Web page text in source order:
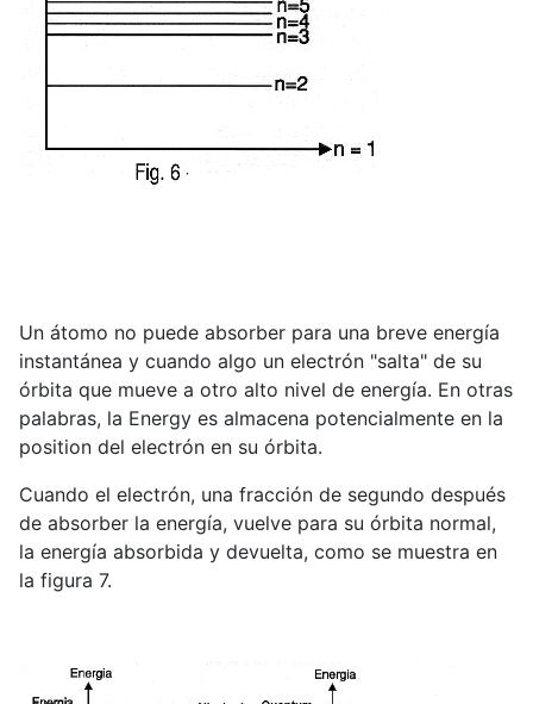
Un átomo no puede absorber para una breve energía
instantánea y cuando algo un electrón "salta" de su
órbita que mueve a otro alto nivel de energía. En otras
palabras, la Energy es almacena potencialmente en la
position del electrón en su órbita.
Cuando el electrón, una fracción de segundo después
de absorber la energía, vuelve para su órbita normal,
la energía absorbida y devuelta, como se muestra en
la figura 7.